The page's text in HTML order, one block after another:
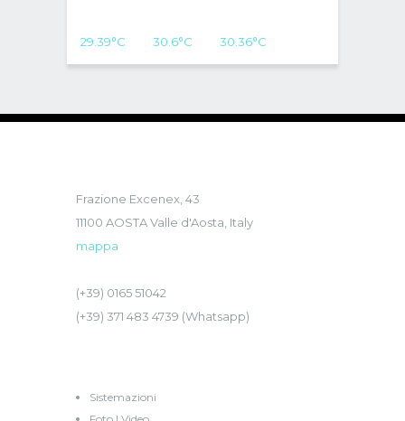
29.39°C 30.6°C 30.36°C
Frazione Excenex, 43
11100 AOSTA Valle d'Aosta, Italy
mappa
(+39) 0165 51042
(+39) 371 483 4739 (Whatsapp)
Sistemazioni